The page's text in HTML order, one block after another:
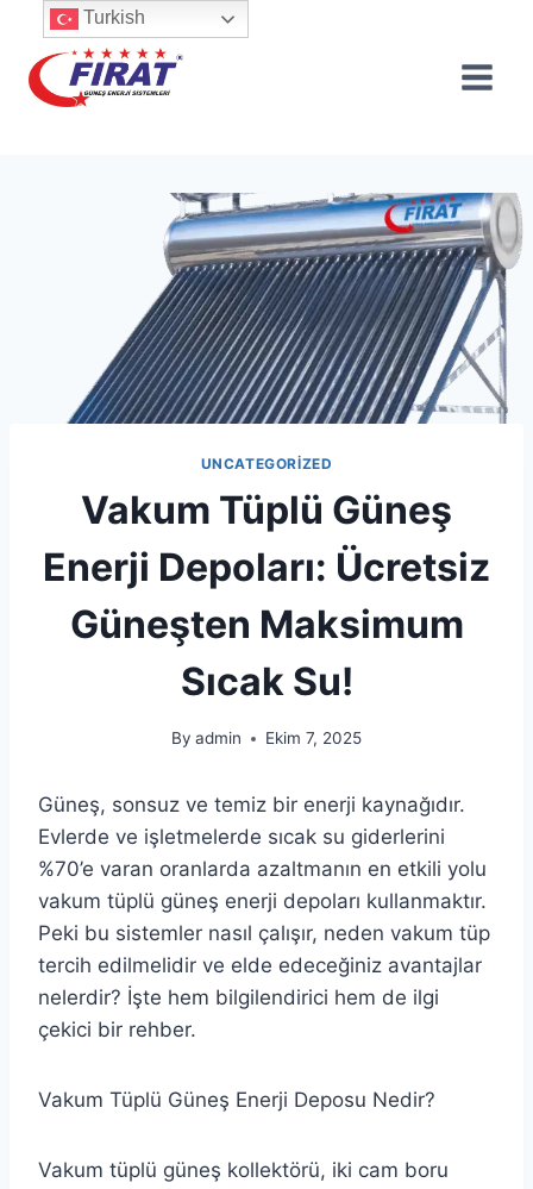
content
UNCATEGORIZED
Vakum Tüplü Güneş
Enerji Depoları: Ücretsiz
Güneşten Maksimum
Sıcak Su!
By admin Ekim 7, 2025
Güneş, sonsuz ve temiz bir enerji kaynağıdır.
Evlerde ve işletmelerde sıcak su giderlerini
%70’e varan oranlarda azaltmanın en etkili yolu
vakum tüplü güneş enerji depoları kullanmaktır.
Peki bu sistemler nasıl çalışır, neden vakum tüp
tercih edilmelidir ve elde edeceğiniz avantajlar
nelerdir? İşte hem bilgilendirici hem de ilgi
çekici bir rehber.
Vakum Tüplü Güneş Enerji Deposu Nedir?
Vakum tüplü güneş kollektörü, iki cam boru
Turkish